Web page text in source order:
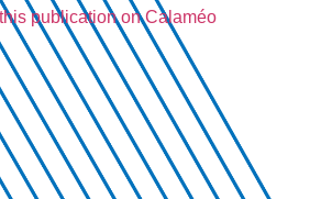
publication on Calaméo